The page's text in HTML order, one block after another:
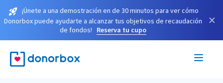
¡Únete a una demostración en de 30 minutos para ver cómo
Donorbox puede ayudarte a alcanzar tus objetivos de recaudación
de fondos!
Reserva tu cupo
×